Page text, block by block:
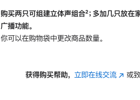
购买两只可组建立体声组合脚
²；多加几只放在
广播功能。
你可以在购物袋中更改商品数量。
获得购买帮助， 立即在线交流(在 或